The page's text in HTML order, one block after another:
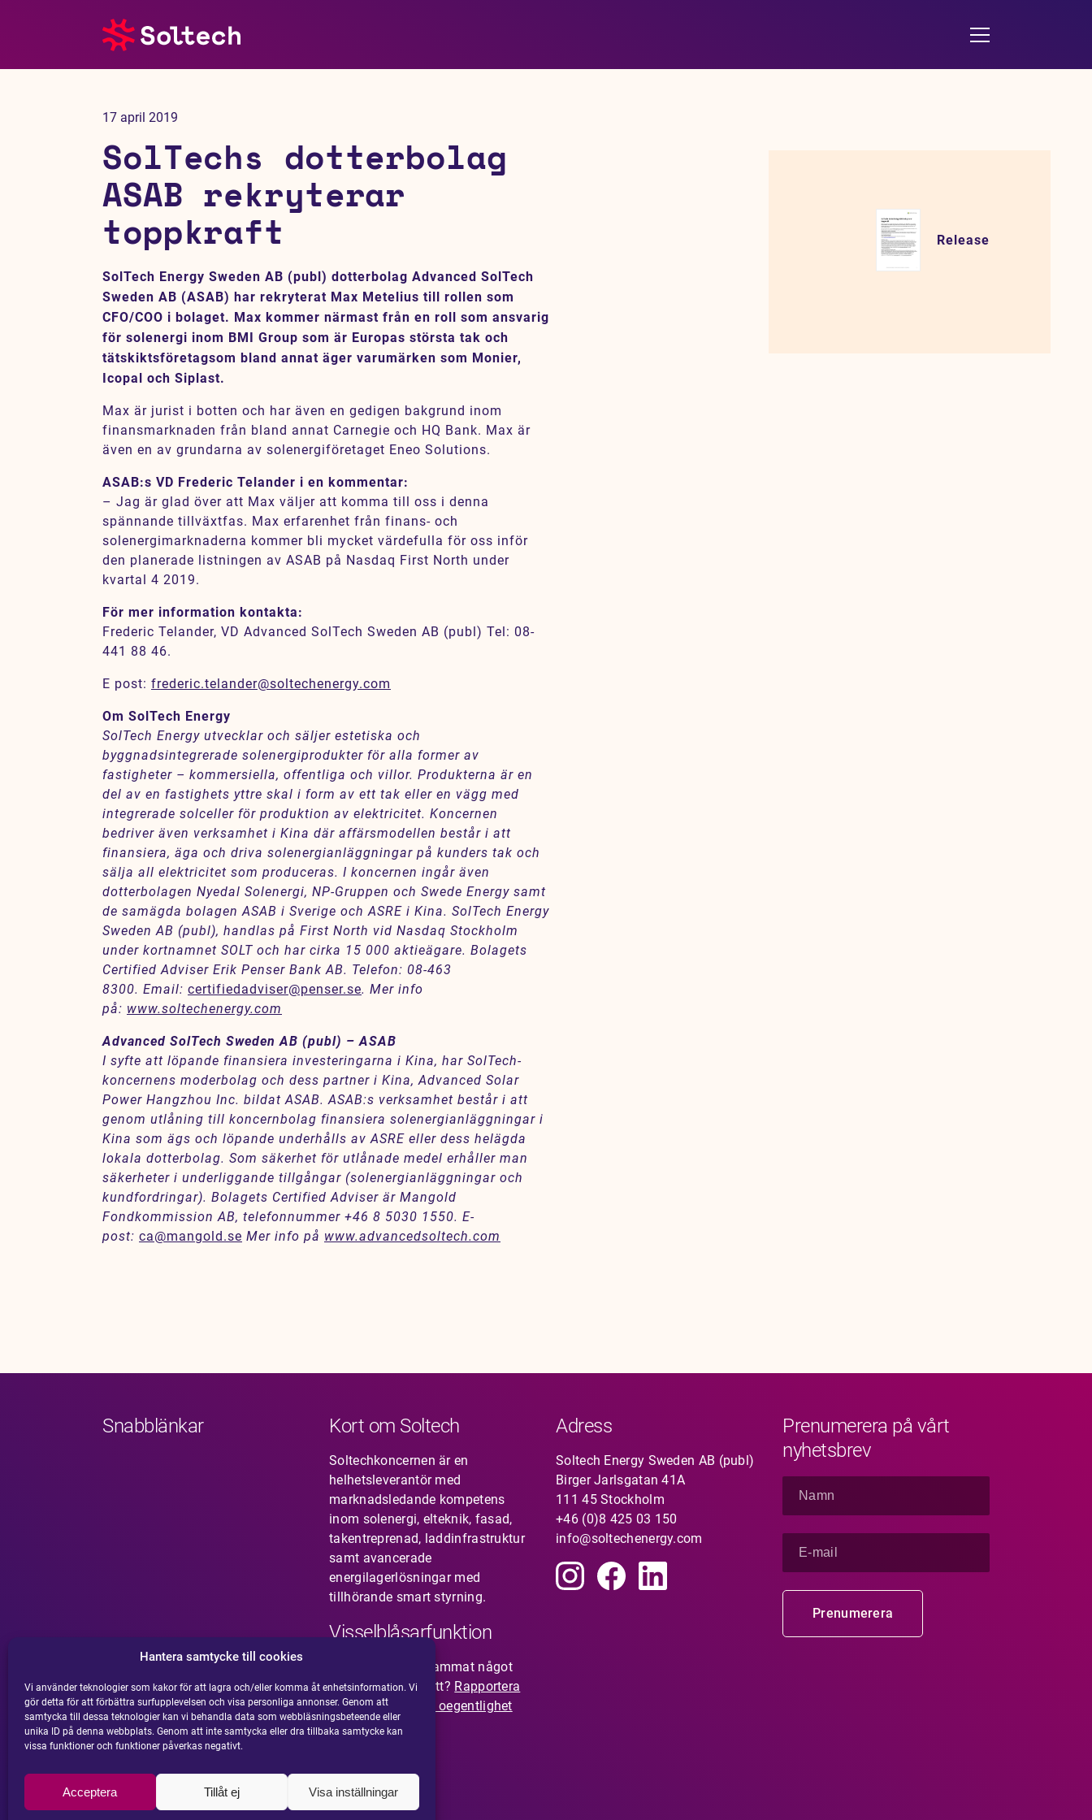
Hantera samtycke till cookies
Vi använder teknologier som kakor för att lagra och/eller komma åt enhetsinformation. Vi
gör detta för att förbättra surfupplevelsen och visa personliga annonser. Genom att
samtycka till dessa teknologier kan vi behandla data som webbläsningsbeteende eller
unika ID på denna webbplats. Genom att inte samtycka eller dra tillbaka samtycke kan
vissa funktioner och funktioner påverkas negativt.
Acceptera Tillåt ej Visa inställningar
Karriär
Jobb
Tjänster
Referensprojekt
Hållbarhet
17 april 2019
SolTechs dotterbolag
ASAB rekryterar
toppkraft
SolTech Energy Sweden AB (publ) dotterbolag Advanced SolTech
Sweden AB (ASAB) har rekryterat Max Metelius till rollen som
CFO/COO i bolaget. Max kommer närmast från en roll som ansvarig
för solenergi inom BMI Group som är Europas största tak och
tätskiktsföretagsom bland annat äger varumärken som Monier,
Icopal och Siplast.
Max är jurist i botten och har även en gedigen bakgrund inom
finansmarknaden från bland annat Carnegie och HQ Bank. Max är
även en av grundarna av solenergiföretaget Eneo Solutions.
ASAB:s VD Frederic Telander i en kommentar:
– Jag är glad över att Max väljer att komma till oss i denna
spännande tillväxtfas. Max erfarenhet från finans- och
solenergimarknaderna kommer bli mycket värdefulla för oss inför
den planerade listningen av ASAB på Nasdaq First North under
kvartal 4 2019.
För mer information kontakta:
Frederic Telander, VD Advanced SolTech Sweden AB (publ) Tel: 08-
441 88 46.
E post: frederic.telander@soltechenergy.com
Om SolTech Energy
SolTech Energy utvecklar och säljer estetiska och
byggnadsintegrerade solenergiprodukter för alla former av
fastigheter – kommersiella, offentliga och villor. Produkterna är en
del av en fastighets yttre skal i form av ett tak eller en vägg med
integrerade solceller för produktion av elektricitet. Koncernen
bedriver även verksamhet i Kina där affärsmodellen består i att
finansiera, äga och driva solenergianläggningar på kunders tak och
sälja all elektricitet som produceras. I koncernen ingår även
dotterbolagen Nyedal Solenergi, NP-Gruppen och Swede Energy samt
de samägda bolagen ASAB i Sverige och ASRE i Kina. SolTech Energy
Sweden AB (publ), handlas på First North vid Nasdaq Stockholm
under kortnamnet SOLT och har cirka 15 000 aktieägare. Bolagets
Certified Adviser Erik Penser Bank AB. Telefon: 08-463
8300. Email: certifiedadviser@penser.se. Mer info
på: www.soltechenergy.com
Advanced SolTech Sweden AB (publ) – ASAB
I syfte att löpande finansiera investeringarna i Kina, har SolTech-
koncernens moderbolag och dess partner i Kina, Advanced Solar
Power Hangzhou Inc. bildat ASAB. ASAB:s verksamhet består i att
genom utlåning till koncernbolag finansiera solenergianläggningar i
Kina som ägs och löpande underhålls av ASRE eller dess helägda
lokala dotterbolag. Som säkerhet för utlånade medel erhåller man
säkerheter i underliggande tillgångar (solenergianläggningar och
kundfordringar). Bolagets Certified Adviser är Mangold
Fondkommission AB, telefonnummer +46 8 5030 1550. E-
post: ca@mangold.se Mer info på www.advancedsoltech.com
Release
Snabblänkar Kort om Soltech
Soltechkoncernen är en
helhetsleverantör med
marknadsledande kompetens
inom solenergi, elteknik, fasad,
takentreprenad, laddinfrastruktur
samt avancerade
energilagerlösningar med
tillhörande smart styrning.
Visselblåsarfunktion
Har du uppmärksammat något
som inte känns rätt? Rapportera
din misstanke om oegentlighet
här.
Adress
Soltech Energy Sweden AB (publ)
Birger Jarlsgatan 41A
111 45 Stockholm
+46 (0)8 425 03 150
info@soltechenergy.com
Prenumerera på vårt
nyhetsbrev